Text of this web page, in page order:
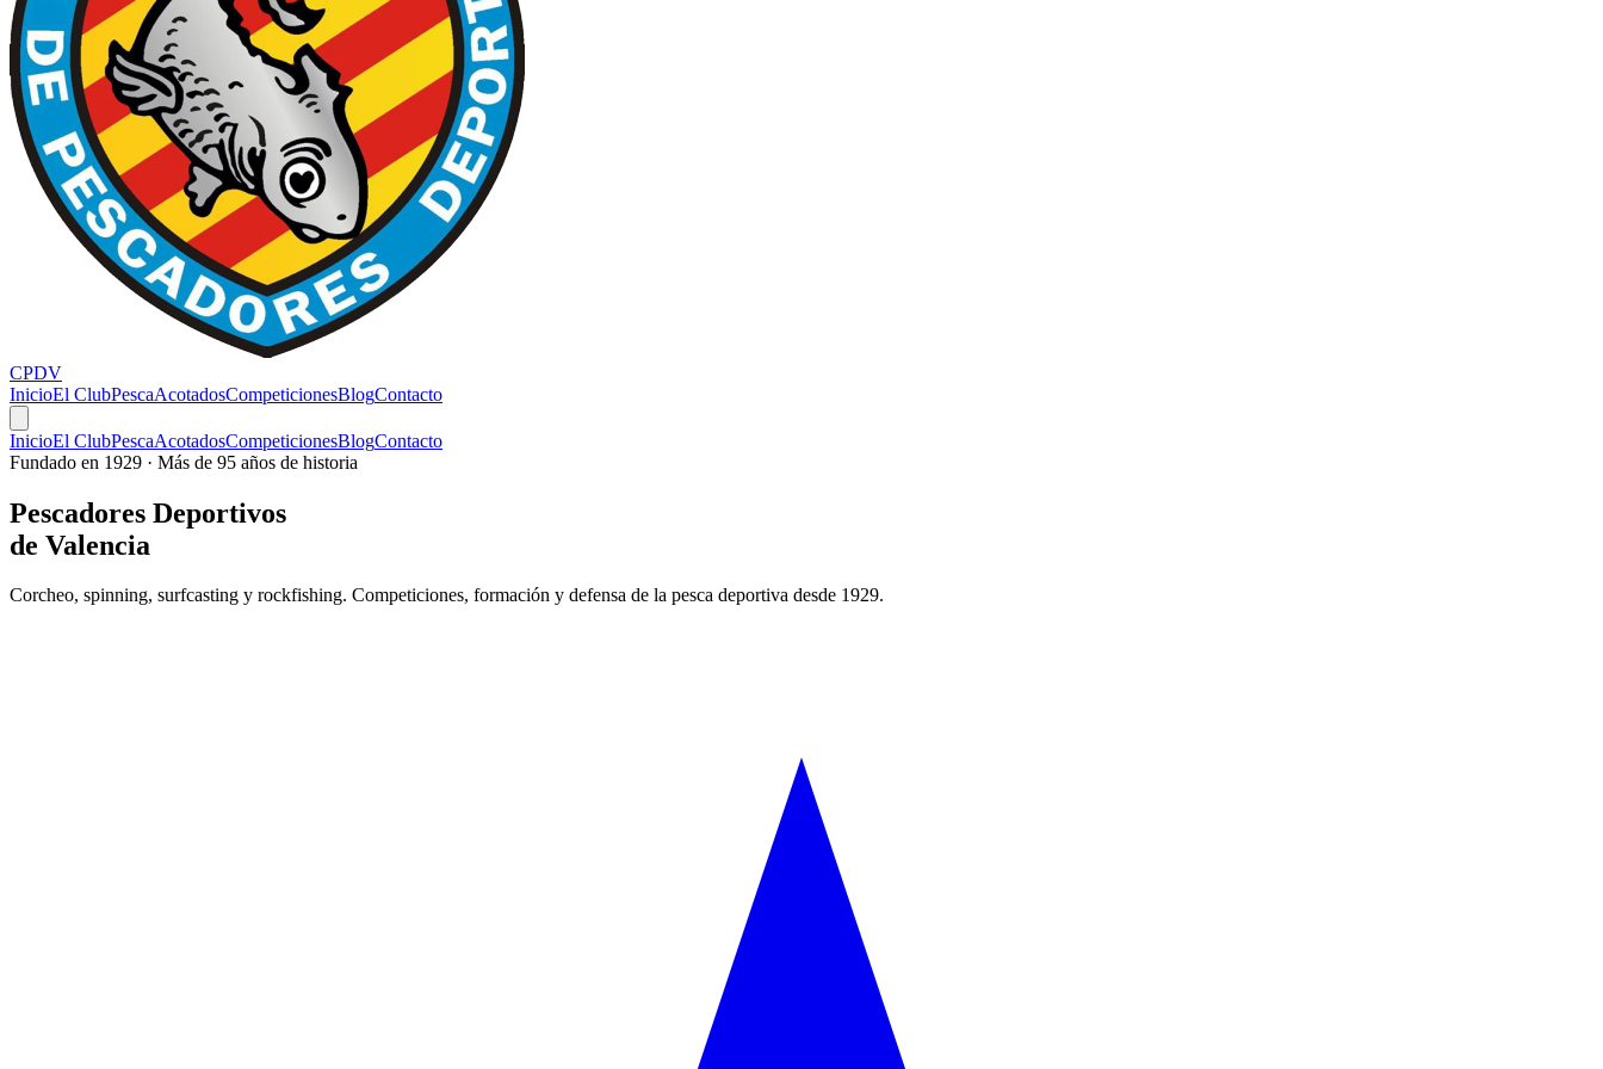
CPDV
InicioEl ClubPescaAcotadosCompeticionesBlogContacto
InicioEl ClubPescaAcotadosCompeticionesBlogContacto
Fundado en 1929 · Más de 95 años de historia
Pescadores Deportivos
de Valencia
Corcheo, spinning, surfcasting y rockfishing. Competiciones, formación y defensa de la pesca deportiva desde 1929.